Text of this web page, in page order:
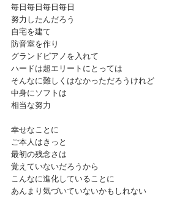
毎日毎日毎日毎日
努力したんだろう
自宅を建て
防音室を作り
グランドピアノを入れて
ハードは超エリートにとっては
そんなに難しくはなかっただろうけれど
中身にソフトは
相当な努力
幸せなことに
ご本人はきっと
最初の残念さは
覚えていないだろうから
こんなに進化していることに
あんまり気づいていないかもしれない